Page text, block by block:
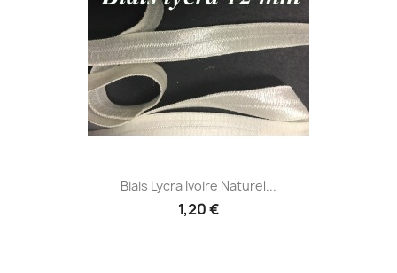
Biais Lycra Ivoire Naturel...
1,20 €